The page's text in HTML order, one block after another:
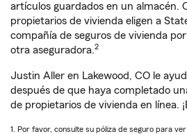
artículos guardados en un almacén.
propietarios de vivienda eligen a
compañía de seguros de vivienda
otra aseguradora.2
Justin Aller en Lakewood, CO le
después de que haya completado
de propietarios de vivienda en línea.
1. Por favor, consulte su póliza de seguro para